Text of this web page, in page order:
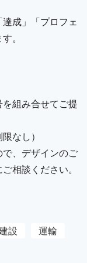
成」「プロフェ
。
組み合せてご提
なし）
、デザインのご
相談ください。
設
運輸